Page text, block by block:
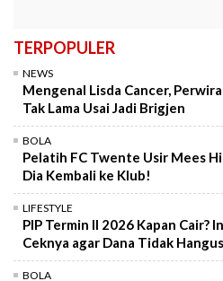
TERPOPULER
NEWS
Mengenal Lisda Cancer,
Tak Lama Usai Jadi Brigjen
BOLA
Pelatih FC Twente Usir Mees
Dia Kembali ke Klub!
LIFESTYLE
PIP Termin II 2026 Kapan Cair?
Ceknya agar Dana Tidak
BOLA